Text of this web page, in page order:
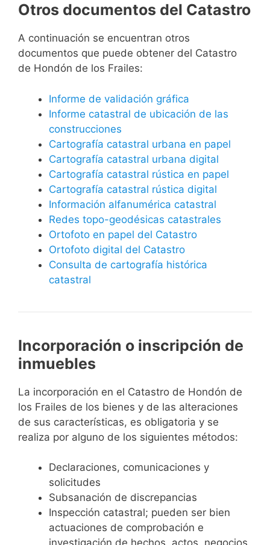
Otros documentos del Catastro
A continuación se encuentran otros
documentos que puede obtener del Catastro
de Hondón de los Frailes:
Informe de validación gráfica
Informe catastral de ubicación de las
construcciones
Cartografía catastral urbana en papel
Cartografía catastral urbana digital
Cartografía catastral rústica en papel
Cartografía catastral rústica digital
Información alfanumérica catastral
Redes topo-geodésicas catastrales
Ortofoto en papel del Catastro
Ortofoto digital del Catastro
Consulta de cartografía histórica
catastral
Incorporación o inscripción de
inmuebles
La incorporación en el Catastro de Hondón de
los Frailes de los bienes y de las alteraciones
de sus características, es obligatoria y se
realiza por alguno de los siguientes métodos:
Declaraciones, comunicaciones y
solicitudes
Subsanación de discrepancias
Inspección catastral; pueden ser bien
actuaciones de comprobación e